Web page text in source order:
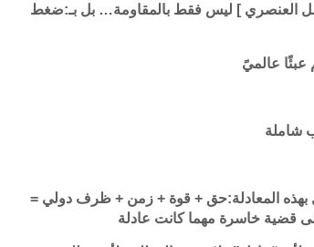
العنصري ] ليس فقط بالمقاومة… بل بـ:ضغط
عالميً
شاملة
بل بهذه المعادلة:حق + قوة + زمن + ظرف دولي =
قضية خاسرة مهما كانت عادلة